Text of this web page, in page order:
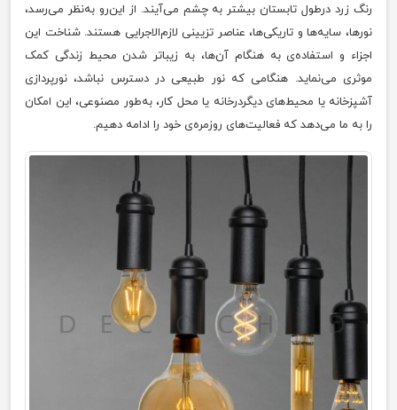
رنگ زرد درطول تابستان بیشتر به چشم می‌آیند. از این‌رو به‌نظر می‌رسد،
نورها، سایه‌ها و تاریکی‌ها، عناصر تزیینی لازم‌الاجرایی هستند. شناخت این
اجزاء و استفاده‌ی به هنگام آن‌ها، به زیبا‌تر شدن محیط زندگی کمک
موثری می‌نماید. هنگامی که نور طبیعی در دسترس نباشد، نورپردازی
آشپزخانه یا محیط‌های دیگردرخانه یا محل کار، به‌طور مصنوعی، این امکان
را به ما می‌دهد که فعالیت‌ها‌ی روزمره‌ی خود را ادامه دهیم.